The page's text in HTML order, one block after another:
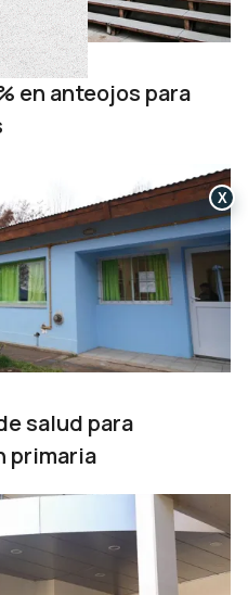
en anteojos para
salud para
primaria
X